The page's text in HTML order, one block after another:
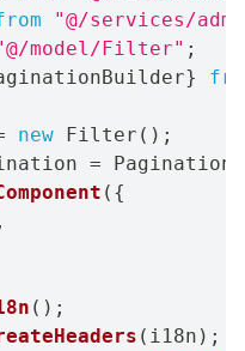
"@/services/
model/Filter" ;
}
new Filter ( ) ;
=
( {
,
( ) ;
( i18n ) ;